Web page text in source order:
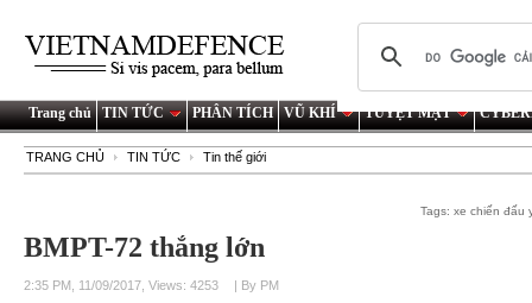
Trang chủ TIN TỨC PHÂN TÍCH VŨ KHÍ TUYỆT MẬT
TRANG CHỦ TIN TỨC Tin thế giới
Tags:xe chiến đấu
BMPT-72 thắng lớn
2:35 PM, 11/09/2017, Views: 4253 | By PM